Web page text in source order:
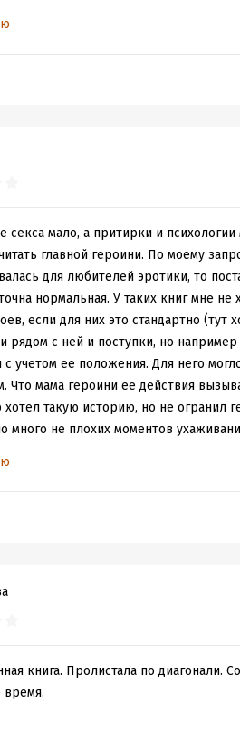
не намерены терять ту, что
о том, как мужчины, ведомые
важным выводам они пришли,
осознала, что любит всех
сильных, достойных личностей. И
в эпилоге.
глубины души. Елизавете
моменты, наполнив их
страсть, но и глубокое
За это я ставлю ей высший
секса мало, а притирки и
главной героини. По моему
для любителей эротики, то
нормальная. У таких книг мне
если для них это стандартно
рядом с ней и поступки, но
с учетом ее положения. Для него
Что мама героини ее действия
хотел такую историю, но не
много не плохих моментов
книга. Пролистала по диагонали.
время.